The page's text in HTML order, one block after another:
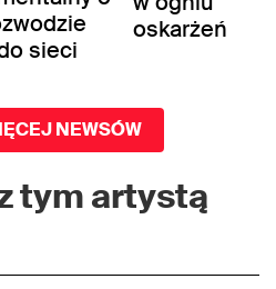
sieci
oskarżeń
NEWSÓW
tym artystą